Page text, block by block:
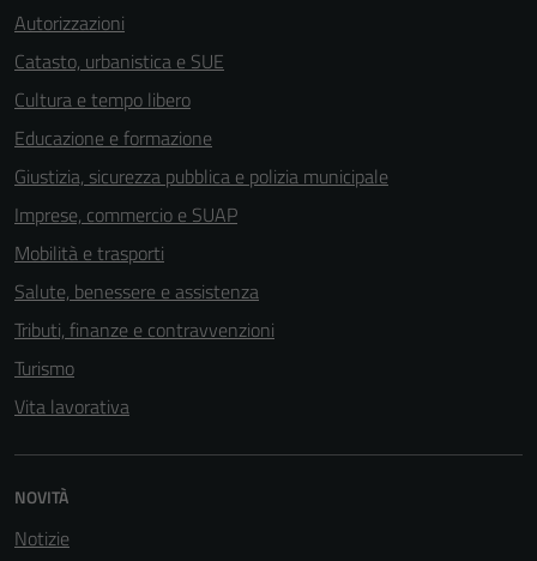
Autorizzazioni
Catasto, urbanistica e SUE
Cultura e tempo libero
Educazione e formazione
Giustizia, sicurezza pubblica e polizia municipale
Imprese, commercio e SUAP
Mobilità e trasporti
Salute, benessere e assistenza
Tributi, finanze e contravvenzioni
Turismo
Vita lavorativa
NOVITÀ
Notizie